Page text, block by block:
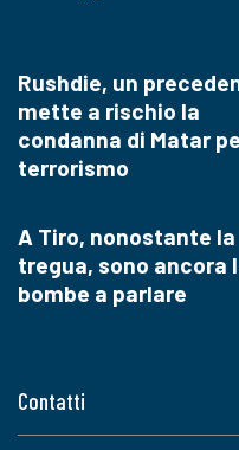
Contatti
Rushdie, un
mette a rischio la
condanna di Matar
terrorismo
A Tiro, nonostante la
tregua, sono ancora
bombe a parlare